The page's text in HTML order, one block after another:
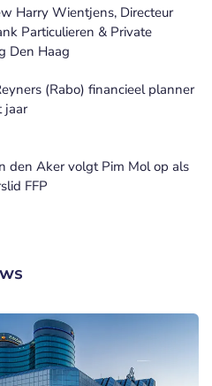
Harry Wientjens, Directeur
Particulieren & Private
Den Haag
(Rabo) financieel planner
jaar
den Aker volgt Pim Mol op als
FFP